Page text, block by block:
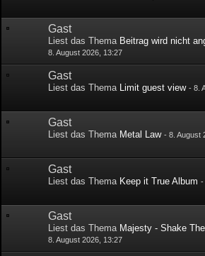
Gast
Liest das Thema Beitrag wird nicht
8. August 2026, 13:27
Gast
Liest das Thema Limit guest view -8.
Gast
Liest das Thema Metal Law -8. August
Gast
Liest das Thema Keep it True Album
Gast
Liest das Thema Majesty - Shake
8. August 2026, 13:27